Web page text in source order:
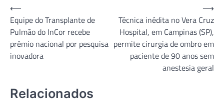
Navegação
de
Post
⟵
Equipe do Transplante de
Pulmão do InCor recebe
prêmio nacional por pesquisa
inovadora
Técnica inédita no Vera Cruz
Hospital, em Campinas (SP),
permite cirurgia de ombro em
paciente de 90 anos sem
anestesia geral
⟶
Relacionados